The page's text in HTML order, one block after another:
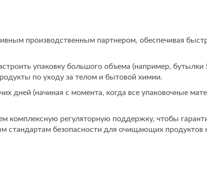
производственным партнером, обеспечивая
упаковку большого объема (например,
по уходу за телом и бытовой химии.
дней (начиная с момента, когда все упаковочные
комплексную регуляторную поддержку, чтобы
стандартам безопасности для очищающих продуктов